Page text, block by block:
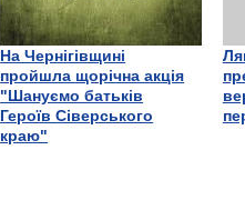
На Чернігівщині
пройшла щорічна акція
"Шануємо батьків
Героїв Сіверського
краю"